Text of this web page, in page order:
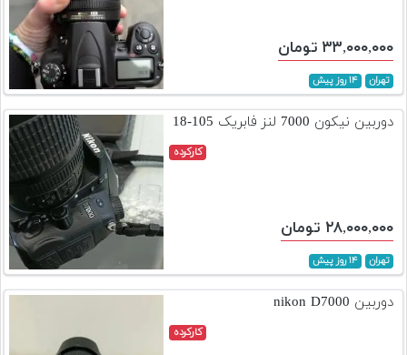
۳۳,۰۰۰,۰۰۰ تومان
تهران ۱۴ روز پیش
دوربین نیکون 7000 لنز فابریک 105-18
کارکرده
۲۸,۰۰۰,۰۰۰ تومان
تهران ۱۴ روز پیش
دوربین nikon D7000
کارکرده